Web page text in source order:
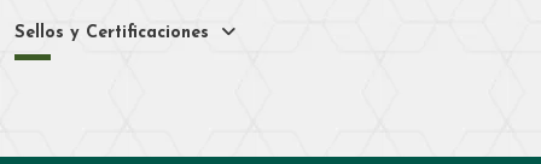
Sellos y Certificaciones